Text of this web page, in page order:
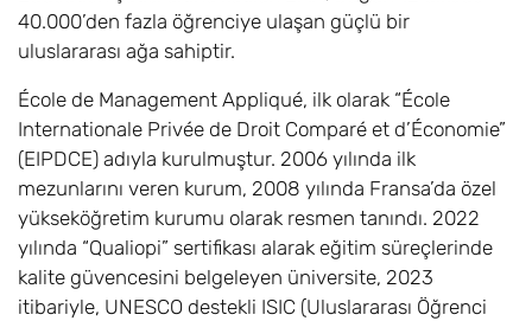
40.000’den fazla öğrenciye ulaşan güçlü bir
uluslararası ağa sahiptir.
École de Management Appliqué, ilk olarak “École
Internationale Privée de Droit Comparé et d’Économie”
(EIPDCE) adıyla kurulmuştur. 2006 yılında ilk
mezunlarını veren kurum, 2008 yılında Fransa’da özel
yükseköğretim kurumu olarak resmen tanındı. 2022
yılında “Qualiopi” sertifikası alarak eğitim süreçlerinde
kalite güvencesini belgeleyen üniversite, 2023
itibariyle, UNESCO destekli ISIC (Uluslararası Öğrenci